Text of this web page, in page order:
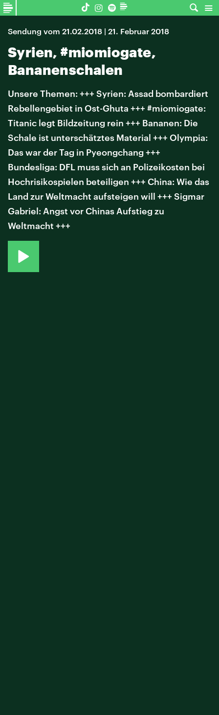
Sendung vom 21.02.2018 | 21. Februar 2018
Syrien, #miomiogate,
Bananenschalen
Unsere Themen: +++ Syrien: Assad bombardiert
Rebellengebiet in Ost-Ghuta +++ #miomiogate:
Titanic legt Bildzeitung rein +++ Bananen: Die
Schale ist unterschätztes Material +++ Olympia:
Das war der Tag in Pyeongchang +++
Bundesliga: DFL muss sich an Polizeikosten bei
Hochrisikospielen beteiligen +++ China: Wie das
Land zur Weltmacht aufsteigen will +++ Sigmar
Gabriel: Angst vor Chinas Aufstieg zu
Weltmacht +++